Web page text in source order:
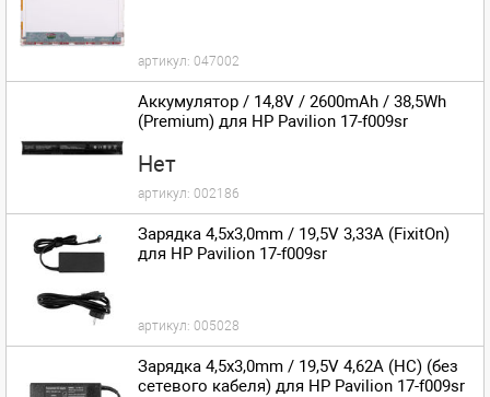
артикул: 047002
Аккумулятор / 14,8V / 2600mAh / 38,5Wh
(Premium) для HP Pavilion 17-f009sr
Нет
артикул: 002186
Зарядка 4,5x3,0mm / 19,5V 3,33A (FixitOn)
для HP Pavilion 17-f009sr
артикул: 005028
Зарядка 4,5x3,0mm / 19,5V 4,62A (HC) (без
сетевого кабеля) для HP Pavilion 17-f009sr